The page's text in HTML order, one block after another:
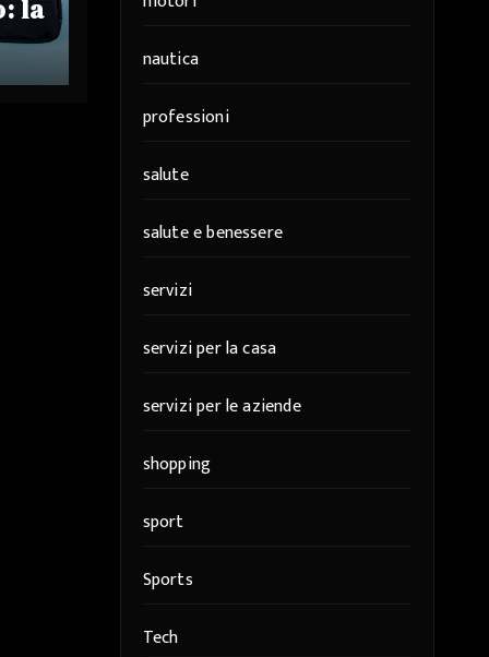
la
nautica
professioni
salute
salute e benessere
servizi
servizi per la casa
servizi per le aziende
shopping
sport
Sports
Tech